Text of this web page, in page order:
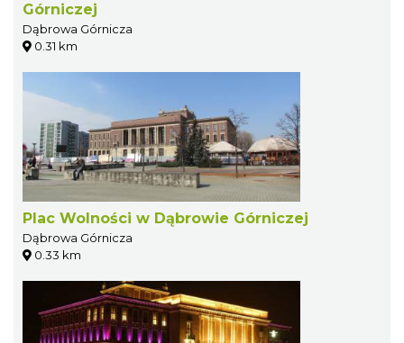
Górniczej
Dąbrowa Górnicza
0.31 km
Plac Wolności w Dąbrowie Górniczej
Dąbrowa Górnicza
0.33 km